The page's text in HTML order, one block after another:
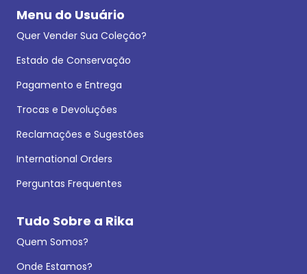
Menu do Usuário
Quer Vender Sua Coleção?
Estado de Conservação
Pagamento e Entrega
Trocas e Devoluções
Reclamações e Sugestões
International Orders
Perguntas Frequentes
Tudo Sobre a Rika
Quem Somos?
Onde Estamos?